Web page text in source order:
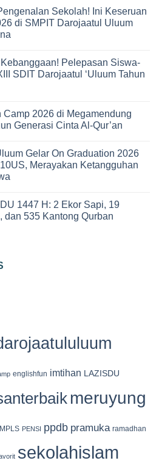
Sekolah! Ini Keseruan
di SMPIT Darojaatul Uluum
Pelepasan Siswa-
SDIT Darojaatul ‘Uluum Tahun
Camp 2026 di Megamendung
Generasi Cinta Al-Qur’an
Gelar On Graduation 2026
Merayakan Ketangguhan
1447 H: 2 Ekor Sapi, 19
dan 535 Kantong Qurban
englishfun imtihan LAZISDU
meruyung
MPLS PENSI ppdb pramuka ramadhan
sekolahislam